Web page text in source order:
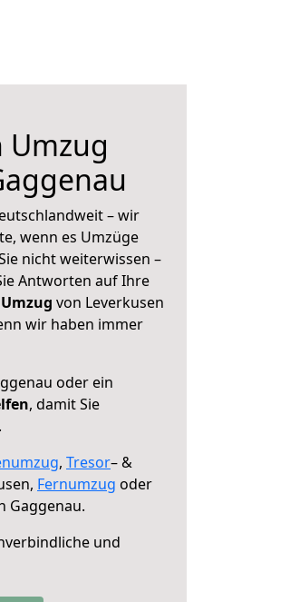
Umzug
– wir
wenn es Umzüge
nicht weiterwissen –
Antworten auf Ihre
von Leverkusen
wir haben immer
oder ein
, damit Sie
, Tresor– &
Fernumzug oder
Gaggenau.
und